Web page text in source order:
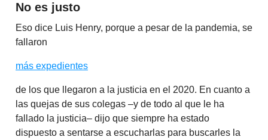
No es justo
Eso dice Luis Henry, porque a pesar de la pandemia, se
fallaron
más expedientes
de los que llegaron a la justicia en el 2020. En cuanto a
las quejas de sus colegas –y de todo al que le ha
fallado la justicia– dijo que siempre ha estado
dispuesto a sentarse a escucharlas para buscarles la